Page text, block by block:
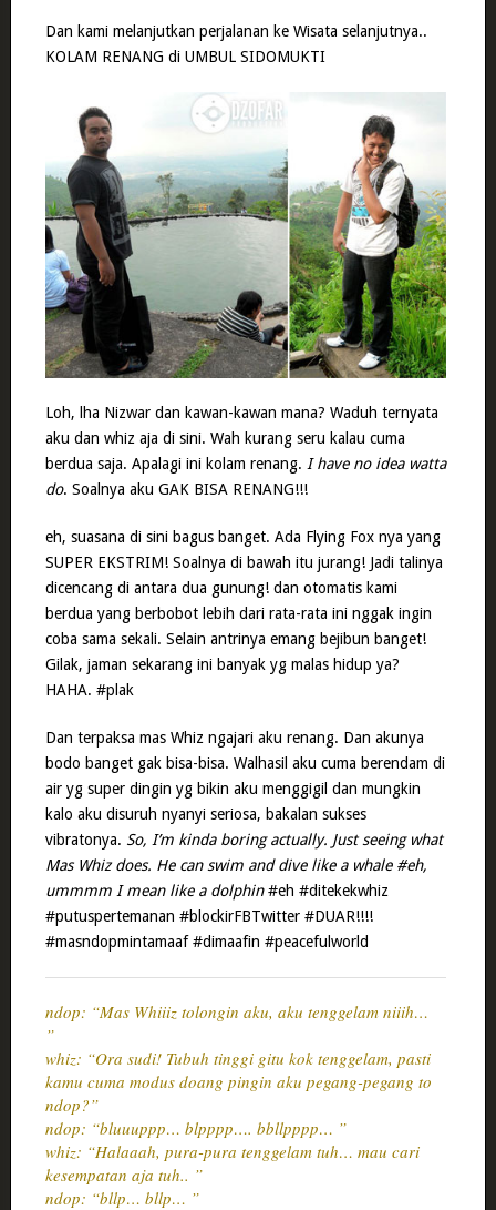
Dan kami melanjutkan perjalanan ke Wisata selanjutnya..
KOLAM RENANG di UMBUL SIDOMUKTI
Loh, lha Nizwar dan kawan-kawan mana? Waduh ternyata
aku dan whiz aja di sini. Wah kurang seru kalau cuma
berdua saja. Apalagi ini kolam renang. I have no idea watta
do. Soalnya aku GAK BISA RENANG!!!
eh, suasana di sini bagus banget. Ada Flying Fox nya yang
SUPER EKSTRIM! Soalnya di bawah itu jurang! Jadi talinya
dicencang di antara dua gunung! dan otomatis kami
berdua yang berbobot lebih dari rata-rata ini nggak ingin
coba sama sekali. Selain antrinya emang bejibun banget!
Gilak, jaman sekarang ini banyak yg malas hidup ya?
HAHA. #plak
Dan terpaksa mas Whiz ngajari aku renang. Dan akunya
bodo banget gak bisa-bisa. Walhasil aku cuma berendam di
air yg super dingin yg bikin aku menggigil dan mungkin
kalo aku disuruh nyanyi seriosa, bakalan sukses
vibratonya. So, I’m kinda boring actually. Just seeing what
Mas Whiz does. He can swim and dive like a whale #eh,
ummmm I mean like a dolphin#eh #ditekekwhiz
#putuspertemanan #blockirFBTwitter #DUAR!!!!
#masndopmintamaaf #dimaafin #peacefulworld
ndop: “Mas Whiiiz tolongin aku, aku tenggelam niiih…
”
whiz: “Ora sudi! Tubuh tinggi gitu kok tenggelam, pasti
kamu cuma modus doang pingin aku pegang-pegang to
ndop?”
ndop: “bluuuppp… blpppp…. bbllpppp… ”
whiz: “Halaaah, pura-pura tenggelam tuh… mau cari
kesempatan aja tuh.. ”
ndop: “bllp… bllp… ”